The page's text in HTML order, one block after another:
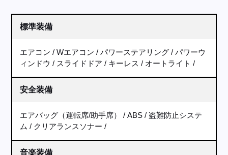
標準装備
エアコン Wエアコン パワーステアリング
パワーウ
ィンドウ
スライドドア キーレス オートライト
安全装備
エアバッグ（運転席/助手席） ABS
盗難防止システ
ム
クリアランスソナー
音楽装備